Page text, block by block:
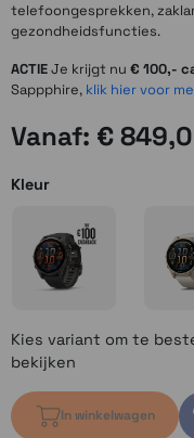
telefoongesprekken,
gezondheidsfuncties.
ACTIEJe krijgt nu € 100,-
Sappphire, klik hier voor
Vanaf: €
Kleur
Kies variant om te
bekijken
In winkelwagen